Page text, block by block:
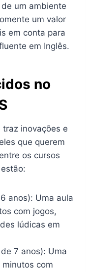
um ambiente
um valor
em conta para
em Inglês.
no
traz inovações e
que querem
os cursos
anos): Uma aula
com jogos,
lúdicas em
7 anos): Uma
com